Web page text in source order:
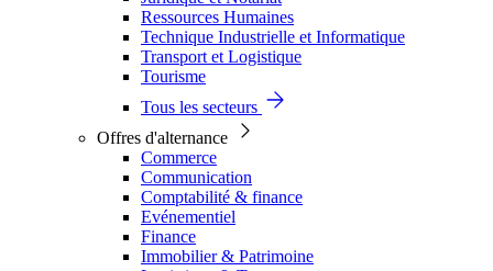
Ressources Humaines
Technique Industrielle et Informatique
Transport et Logistique
Tourisme
Tous les secteurs
Offres d'alternance
Commerce
Communication
Comptabilité & finance
Evénementiel
Finance
Immobilier & Patrimoine